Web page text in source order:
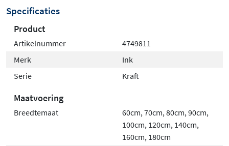
zoekt met maximale ontwerpvrijheid en een strak,
modern karakter.
Specificaties
Product
Artikelnummer
4749811
Merk
Ink
Serie
Kraft
Maatvoering
Breedtemaat
60cm, 70cm, 80cm, 90cm,
100cm, 120cm, 140cm,
160cm, 180cm